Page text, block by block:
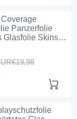
Panzerfolie
Glasfolie Skins
98